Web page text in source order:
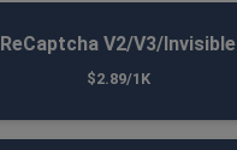
ReCaptcha V2/V3/Invisible
$2.89/1K